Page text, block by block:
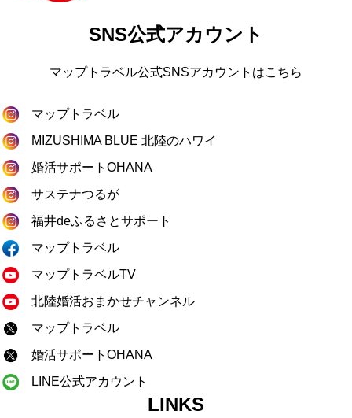
SNS公式アカウント
マップトラベル公式SNSアカウントはこちら
マップトラベル
MIZUSHIMA BLUE 北陸のハワイ
婚活サポートOHANA
サステナつるが
福井deふるさとサポート
マップトラベル
マップトラベルTV
北陸婚活おまかせチャンネル
マップトラベル
婚活サポートOHANA
LINE公式アカウント
LINKS